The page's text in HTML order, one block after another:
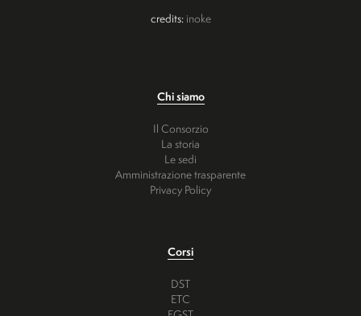
credits: inoke
Chi siamo
Il Consorzio
La storia
Le sedi
Amministrazione trasparente
Privacy Policy
Corsi
DST
ETC